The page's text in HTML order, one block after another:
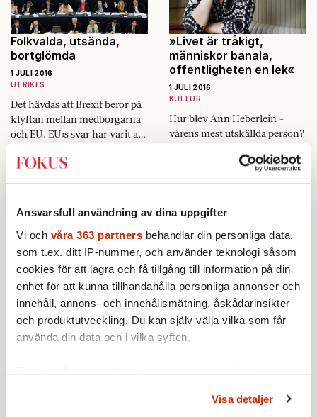
Ansvarsfull användning av dina uppgifter
Vi och våra 363 partners behandlar din personliga data,
som t.ex. ditt IP-nummer, och använder teknologi såsom
cookies för att lagra och få tillgång till information på din
enhet för att kunna tillhandahålla personliga annonser och
innehåll, annons- och innehållsmätning, åskådarinsikter
och produktutveckling. Du kan själv välja vilka som får
använda din data och i vilka syften.
Ta reda på mer om hur dina personliga uppgifter
Du kan ändra eller dra tillbaka ditt samtycke när som
Visa detaljer
Folkvalda, utsända,
bortglömda
1 JULI 2016
UTRIKES
Det hävdas att Brexit beror på
klyftan mellan medborgarna
och EU. EU:s svar har varit att
Men ledamöterna känner sig
»Livet är tråkigt,
människor banala,
offentligheten en lek«
1 JULI 2016
KULTUR
Hur blev Ann Heberlein ­
vårens mest utskällda person?
henne en varm sommarkväll
INRIKES
För snart två år sedan fick
Sverige tre politiska block.
Moderaterna stod utan ­
Fokus Redaktionen:
På jakt efter
1 JULI 2016
Thomas Engström lär sig att
dra näven ur fickan och slå
den i bordet
Damma av vi-känslan
Livet blomstrar i dödens
1 JULI 2016